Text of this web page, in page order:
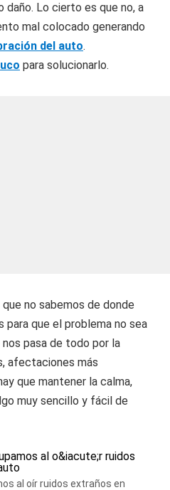
Lo cierto es que no, a
mal colocado generando
del auto.
para solucionarlo.
no sabemos de donde
para que el problema no sea
nos pasa de todo por la
afectaciones más
que mantener la calma,
muy sencillo y fácil de
al oír ruidos extraños en